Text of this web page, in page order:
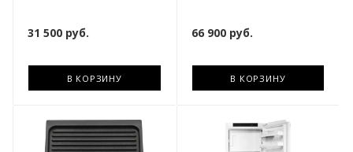
31 500 руб.
В КОРЗИНУ
66 900руб.
В КОРЗИНУ